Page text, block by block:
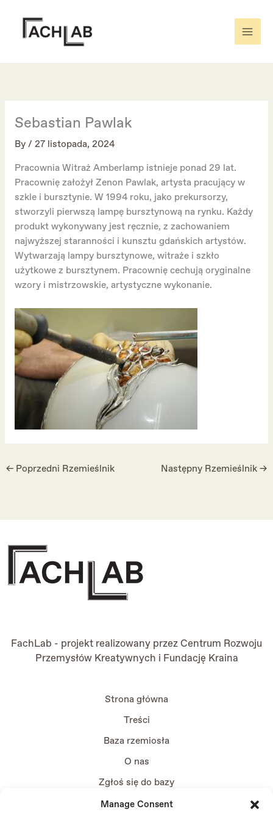
Manage Consent
content
Sebastian Pawlak
By/ 27 listopada, 2024
Pracownia Witraż Amberlamp istnieje ponad 29 lat.
Pracownię założył Zenon Pawlak, artysta pracujący w
szkle i bursztynie. W 1994 roku, jako prekursorzy,
stworzyli pierwszą lampę bursztynową na rynku. Każdy
produkt wykonywany jest ręcznie, z zachowaniem
najwyższej staranności i kunsztu gdańskich artystów.
Wytwarzają lampy bursztynowe, witraże i szkło
użytkowe z bursztynem. Pracownię cechują oryginalne
wzory i mistrzowskie, artystyczne wykonanie.
← Poprzedni Rzemieślnik Następny Rzemieślnik→
FachLab - projekt realizowany przezCentrum Rozwoju
Przemysłów Kreatywnych i Fundację Kraina
Strona główna
Treści
Baza rzemiosła
O nas
Zgłoś się do bazy